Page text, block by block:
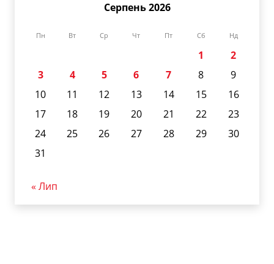
Серпень 2026
Пн Вт Ср Чт Пт Сб Нд
1
2
3
4 5 6 7 8
9
10
11 12 13 14 15
16
17
18 19 20 21 22
23
24
25 26 27 28 29
30
31
« Лип